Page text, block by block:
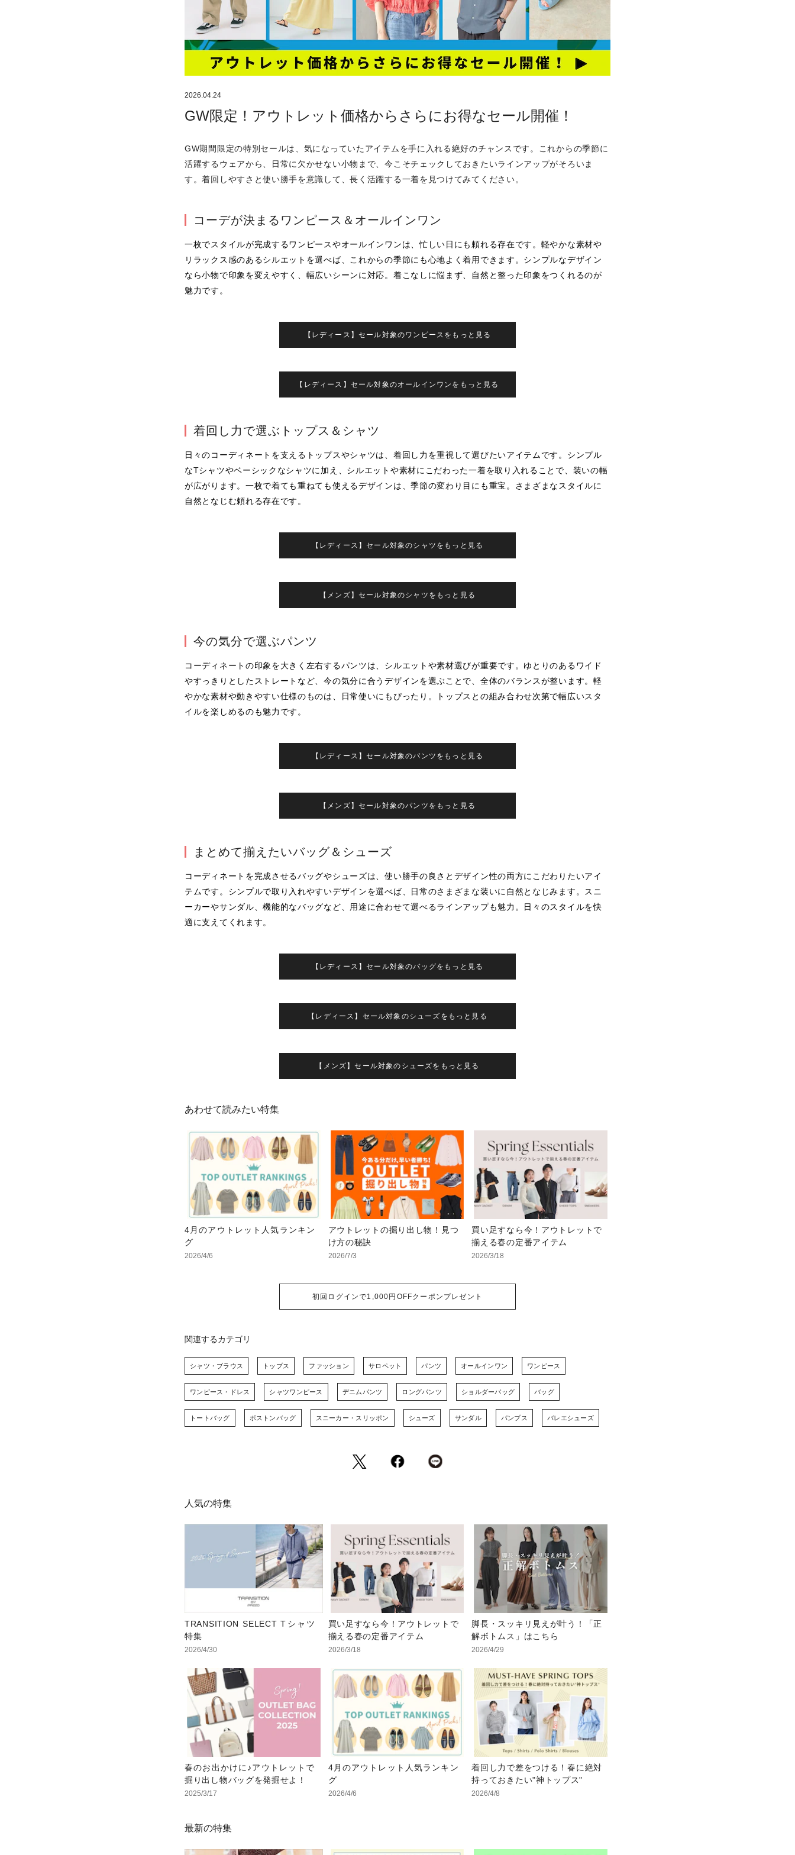
2026.04.24
GW限定！アウトレット価格からさらにお得なセール開催！
GW期間限定の特別セールは、気になっていたアイテムを手に入れる絶好のチャンスです。これからの季節に
活躍するウェアから、日常に欠かせない小物まで、今こそチェックしておきたいラインアップがそろいま
す。着回しやすさと使い勝手を意識して、長く活躍する一着を見つけてみてください。
コーデが決まるワンピース＆オールインワン
一枚でスタイルが完成するワンピースやオールインワンは、忙しい日にも頼れる存在です。軽やかな素材や
リラックス感のあるシルエットを選べば、これからの季節にも心地よく着用できます。シンプルなデザイン
なら小物で印象を変えやすく、幅広いシーンに対応。着こなしに悩まず、自然と整った印象をつくれるのが
魅力です。
【レディース】セール対象のワンピースをもっと見る
【レディース】セール対象のオールインワンをもっと見る
着回し力で選ぶトップス＆シャツ
日々のコーディネートを支えるトップスやシャツは、着回し力を重視して選びたいアイテムです。シンプル
なTシャツやベーシックなシャツに加え、シルエットや素材にこだわった一着を取り入れることで、装いの幅
が広がります。一枚で着ても重ねても使えるデザインは、季節の変わり目にも重宝。さまざまなスタイルに
自然となじむ頼れる存在です。
【レディース】セール対象のシャツをもっと見る
【メンズ】セール対象のシャツをもっと見る
今の気分で選ぶパンツ
コーディネートの印象を大きく左右するパンツは、シルエットや素材選びが重要です。ゆとりのあるワイド
やすっきりとしたストレートなど、今の気分に合うデザインを選ぶことで、全体のバランスが整います。軽
やかな素材や動きやすい仕様のものは、日常使いにもぴったり。トップスとの組み合わせ次第で幅広いスタ
イルを楽しめるのも魅力です。
【レディース】セール対象のパンツをもっと見る
【メンズ】セール対象のパンツをもっと見る
まとめて揃えたいバッグ＆シューズ
コーディネートを完成させるバッグやシューズは、使い勝手の良さとデザイン性の両方にこだわりたいアイ
テムです。シンプルで取り入れやすいデザインを選べば、日常のさまざまな装いに自然となじみます。スニ
ーカーやサンダル、機能的なバッグなど、用途に合わせて選べるラインアップも魅力。日々のスタイルを快
適に支えてくれます。
【レディース】セール対象のバッグをもっと見る
【レディース】セール対象のシューズをもっと見る
【メンズ】セール対象のシューズをもっと見る
あわせて読みたい特集
4月のアウトレット人気ランキン
グ
2026/4/6
アウトレットの掘り出し物！見つ
け方の秘訣
2026/7/3
買い足すなら今！アウトレットで
揃える春の定番アイテム
2026/3/18
初回ログインで1,000円OFFクーポンプレゼント
関連するカテゴリ
シャツ・ブラウス トップス ファッション サロペット パンツ オールインワン ワンピース
ワンピース・ドレス シャツワンピース デニムパンツ ロングパンツ ショルダーバッグ バッグ
トートバッグ ボストンバッグ スニーカー・スリッポン シューズ サンダル パンプス バレエシューズ
人気の特集
TRANSITION SELECT Tシャツ
特集
2026/4/30
買い足すなら今！アウトレットで
揃える春の定番アイテム
2026/3/18
脚長・スッキリ見えが叶う！「正
解ボトムス」はこちら
2026/4/29
春のお出かけに♪アウトレットで
掘り出し物バッグを発掘せよ！
2025/3/17
4月のアウトレット人気ランキン
グ
2026/4/6
着回し力で差をつける！春に絶対
持っておきたい"神トップス"
2026/4/8
最新の特集